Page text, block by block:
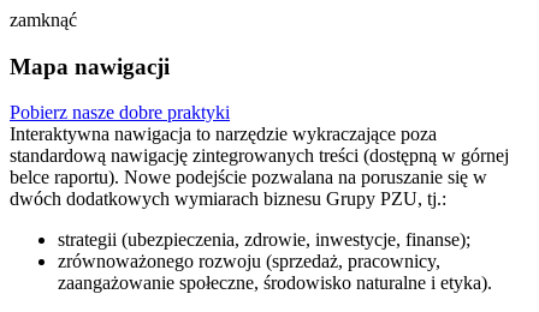
zamknąć
Mapa nawigacji
Pobierz nasze dobre praktyki
Interaktywna nawigacja to narzędzie wykraczające poza
standardową nawigację zintegrowanych treści (dostępną w górnej
belce raportu). Nowe podejście pozwalana na poruszanie się w
dwóch dodatkowych wymiarach biznesu Grupy PZU, tj.:
strategii (ubezpieczenia, zdrowie, inwestycje, finanse);
zrównoważonego rozwoju (sprzedaż, pracownicy,
zaangażowanie społeczne, środowisko naturalne i etyka).